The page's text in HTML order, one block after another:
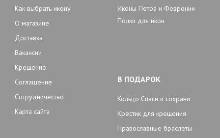
Как выбрать икону
О магазине
Доставка
Вакансии
Крещение
Соглашение
Сотрудничество
Карта сайта
Иконы Петра и Февронии
Полки для икон
В ПОДАРОК
Кольцо Спаси и сохрани
Крестик для крещения
Православные браслеты